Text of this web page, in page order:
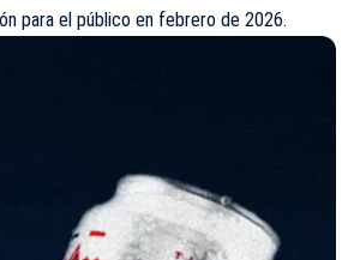
para el público en febrero de 2026.